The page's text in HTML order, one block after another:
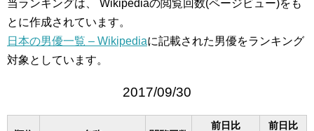
当ランキングは、 Wikipediaの閲覧回数(ページビュー)をも
とに作成されています。
日本の男優一覧 – Wikipediaに記載された男優をランキング
対象としています。
2017/09/30
前日比
前日比